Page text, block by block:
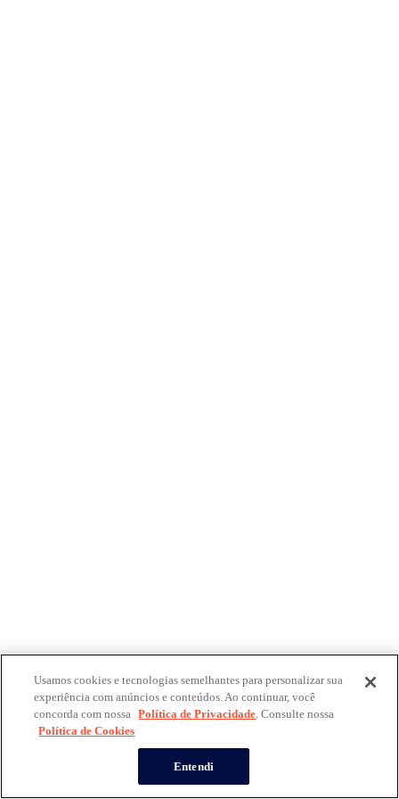
Usamos cookies e tecnologias semelhantes para personalizar sua
experiência com anúncios e conteúdos. Ao continuar, você
concorda com nossa Política de Privacidade. Consulte nossa
Política de Cookies
Entendi